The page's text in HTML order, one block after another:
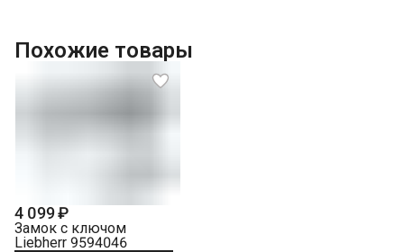
Выставление по уровню
Проверка исправности и готовности подключения
Проверка работоспособности
Перенавешивание дверей отдельностоящего холодильника
с электронным управлением
Похожие товары
4 099 ₽
Замок с ключом
Liebherr 9594046